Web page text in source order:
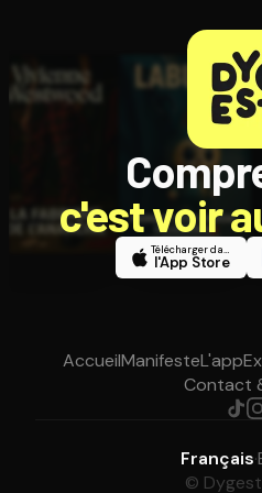
c'est voir
Télécharger dans
l'App Store
AccueilManifesteL'app
Contact
Français·
©